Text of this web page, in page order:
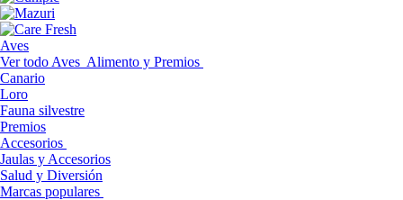
Aves
Ver todo Aves Alimento y Premios
Canario
Loro
Fauna silvestre
Premios
Accesorios
Jaulas y Accesorios
Salud y Diversión
Marcas populares